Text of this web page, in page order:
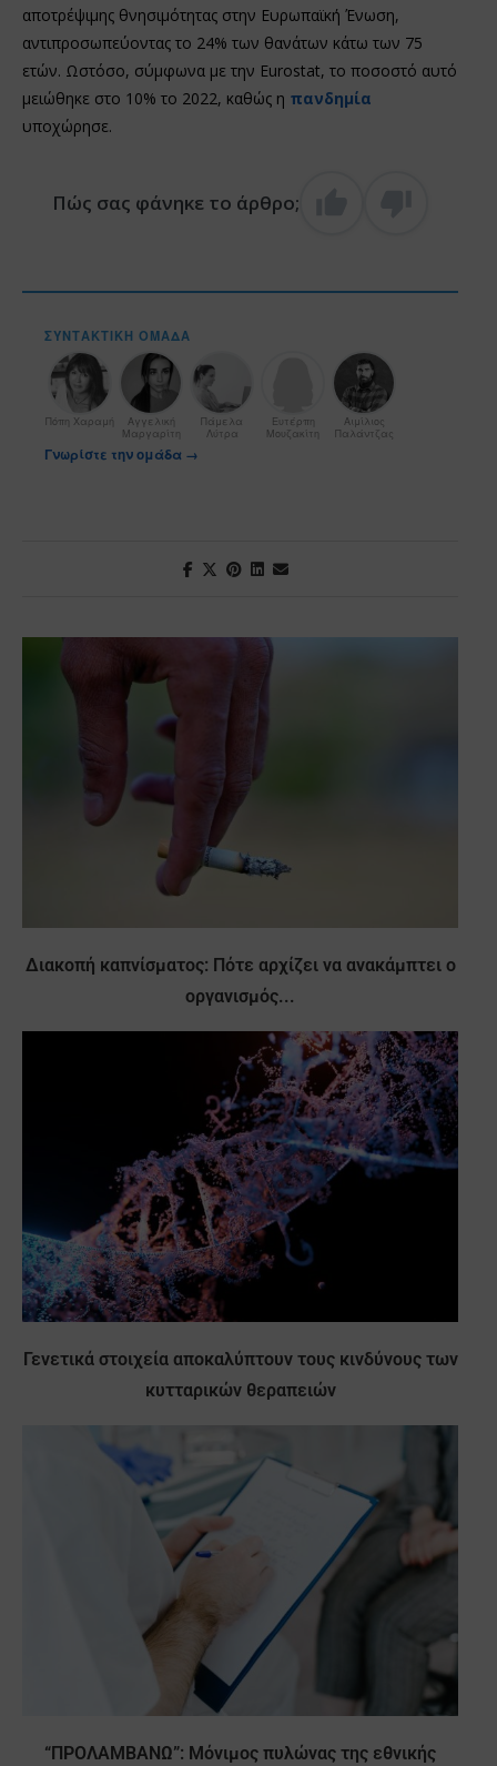
αποτρέψιμης θνησιμότητας στην Ευρωπαϊκή Ένωση,
αντιπροσωπεύοντας το 24% των θανάτων κάτω των 75
ετών. Ωστόσο, σύμφωνα με την Eurostat, το ποσοστό αυτό
μειώθηκε στο 10% το 2022, καθώς η πανδημία
υποχώρησε.
Πώς σας φάνηκε το άρθρο;
ΣΥΝΤΑΚΤΙΚΉ ΟΜΆΔΑ
Πόπη Χαραμή
Αγγελική
Μαργαρίτη
Πάμελα
Λύτρα
Ευτέρπη
Μουζακίτη
Αιμίλιος
Παλάντζας
Γνωρίστε την ομάδα →
Διακοπή καπνίσματος: Πότε αρχίζει να ανακάμπτει ο
οργανισμός...
Γενετικά στοιχεία αποκαλύπτουν τους κινδύνους των
κυτταρικών θεραπειών
“ΠΡΟΛΑΜΒΑΝΩ”: Μόνιμος πυλώνας της εθνικής